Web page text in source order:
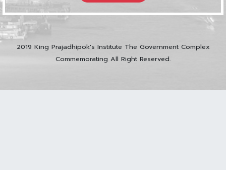
2019 King Prajadhipok's Institute The Government Complex
Commemorating All Right Reserved.